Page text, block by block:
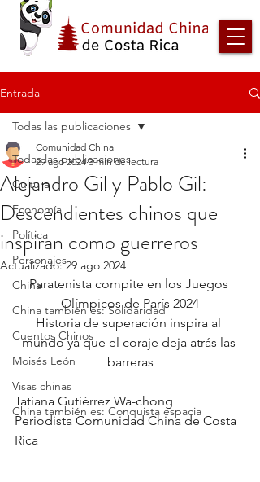
Entrada
Todas las publicaciones
Cultura
Economía
Política
Personajes
China
China también es: Solidaridad
Cuentos Chinos
Moisés León
Visas chinas
China también es: Conquista espacia
Todas las publicaciones
Alejandro Gil y Pablo Gil:
Descendientes chinos que
inspiran como guerreros
Comunidad China
29 ago 2024 3 min de lectura
Actualizado:29 ago 2024
Paratenista compite en los Juegos
Olímpicos de París 2024
Historia de superación inspira al
mundo ya que el coraje deja atrás las
barreras
Tatiana Gutiérrez Wa-chong
Periodista Comunidad China de Costa
Rica